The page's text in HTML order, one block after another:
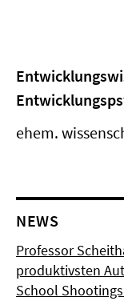
ehem.
NEWS
Professor
produktivsten
School